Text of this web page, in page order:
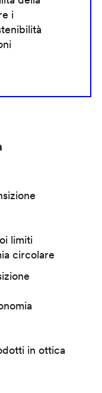
i
limiti
circolare
in ottica